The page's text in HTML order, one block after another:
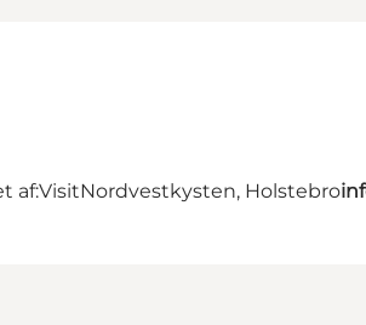
af:VisitNordvestkysten, Holstebro